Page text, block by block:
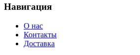
Навигация
О нас
Контакты
Доставка